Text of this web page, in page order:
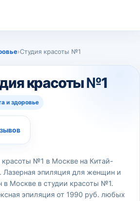
›Студия красоты №1
красоты №1
и здоровье
красоты №1 в Москве на Китай-
Лазерная эпиляция для женщин и
в Москве в студии красоты №1.
эпиляция от 1990 руб. любых